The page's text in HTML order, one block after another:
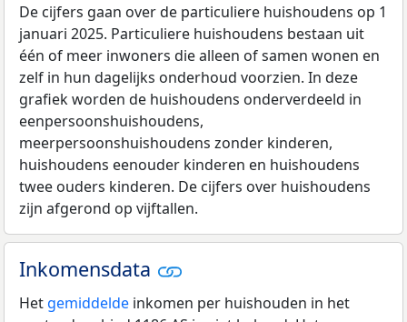
De cijfers gaan over de particuliere huishoudens op 1
januari 2025. Particuliere huishoudens bestaan uit
één of meer inwoners die alleen of samen wonen en
zelf in hun dagelijks onderhoud voorzien. In deze
grafiek worden de huishoudens onderverdeeld in
eenpersoonshuishoudens,
meerpersoonshuishoudens zonder kinderen,
huishoudens eenouder kinderen en huishoudens
twee ouders kinderen. De cijfers over huishoudens
zijn afgerond op vijftallen.
Inkomensdata
Het gemiddelde inkomen per huishouden in het